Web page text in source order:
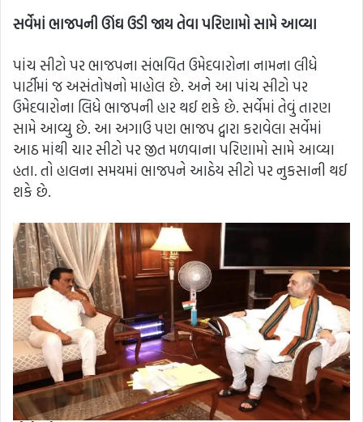
સર્વેમાં ભાજપની ઊંઘ ઉડી જાય તેવા પરિણામો સામે આવ્યા
પાંચ સીટો પર ભાજપના સંભવિત ઉમેદવારોના નામના લીધે
પાર્ટીમાં જ અસંતોષનો માહોલ છે. અને આ પાંચ સીટો પર
ઉમેદવારોના લિધે ભાજપની હાર થઈ શકે છે. સર્વેમાં તેવું તારણ
સામે આવ્યુ છે. આ અગાઉ પણ ભાજપ દ્વારા કરાવેલા સર્વેમાં
આઠ માંથી ચાર સીટો પર જીત મળવાના પરિણામો સામે આવ્યા
હતા. તો હાલના સમયમાં ભાજપને આઠેય સીટો પર નુકસાની થઈ
શકે છે.